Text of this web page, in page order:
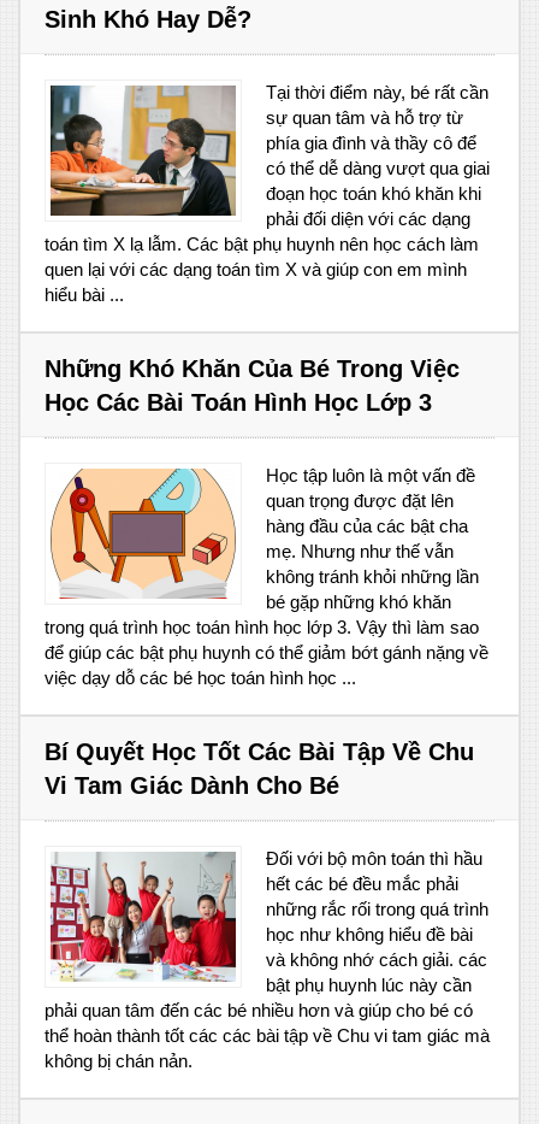
Sinh Khó Hay Dễ?
Tại thời điểm này, bé rất cần
sự quan tâm và hỗ trợ từ
phía gia đình và thầy cô để
có thể dễ dàng vượt qua giai
đoạn học toán khó khăn khi
phải đối diện với các dạng
toán tìm X lạ lẫm. Các bật phụ huynh nên học cách làm
quen lại với các dạng toán tìm X và giúp con em mình
hiểu bài ...
Những Khó Khăn Của Bé Trong Việc
Học Các Bài Toán Hình Học Lớp 3
Học tập luôn là một vấn đề
quan trọng được đặt lên
hàng đầu của các bật cha
mẹ. Nhưng như thế vẫn
không tránh khỏi những lần
bé gặp những khó khăn
trong quá trình học toán hình học lớp 3. Vậy thì làm sao
để giúp các bật phụ huynh có thể giảm bớt gánh nặng về
việc dạy dỗ các bé học toán hình học ...
Bí Quyết Học Tốt Các Bài Tập Về Chu
Vi Tam Giác Dành Cho Bé
Đối với bộ môn toán thì hầu
hết các bé đều mắc phải
những rắc rối trong quá trình
học như không hiểu đề bài
và không nhớ cách giải. các
bật phụ huynh lúc này cần
phải quan tâm đến các bé nhiều hơn và giúp cho bé có
thể hoàn thành tốt các các bài tập về Chu vi tam giác mà
không bị chán nản.